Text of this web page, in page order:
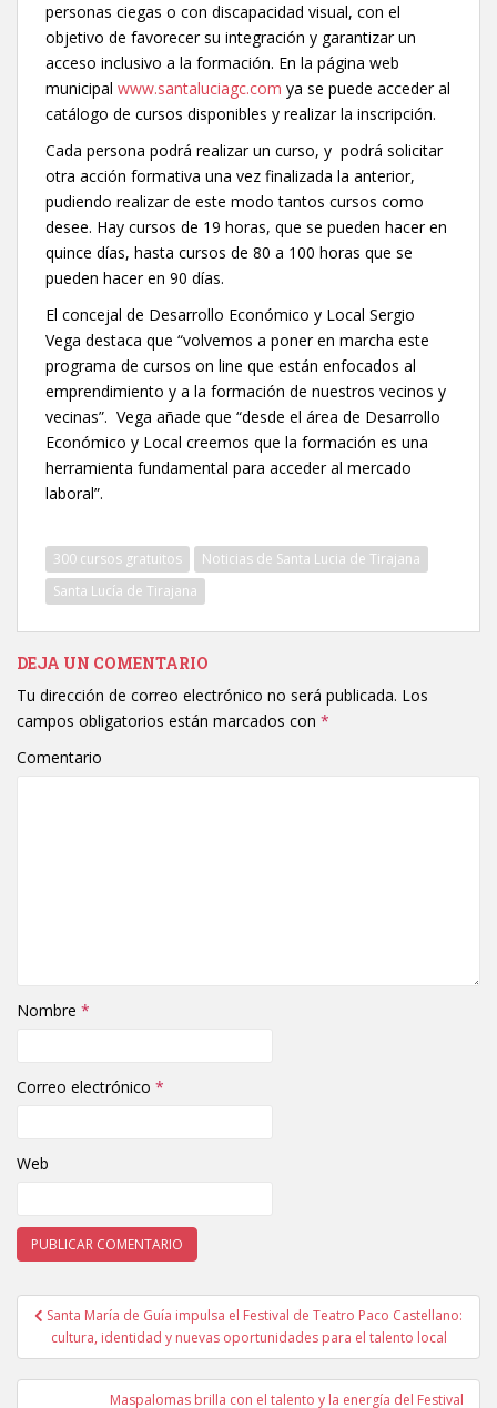
personas ciegas o con discapacidad visual, con el
objetivo de favorecer su integración y garantizar un
acceso inclusivo a la formación. En la página web
municipal www.santaluciagc.com ya se puede acceder al
catálogo de cursos disponibles y realizar la inscripción.
Cada persona podrá realizar un curso, y podrá solicitar
otra acción formativa una vez finalizada la anterior,
pudiendo realizar de este modo tantos cursos como
desee. Hay cursos de 19 horas, que se pueden hacer en
quince días, hasta cursos de 80 a 100 horas que se
pueden hacer en 90 días.
El concejal de Desarrollo Económico y Local Sergio
Vega destaca que “volvemos a poner en marcha este
programa de cursos on line que están enfocados al
emprendimiento y a la formación de nuestros vecinos y
vecinas”. Vega añade que “desde el área de Desarrollo
Económico y Local creemos que la formación es una
herramienta fundamental para acceder al mercado
laboral”.
300 cursos gratuitos
Noticias de Santa Lucia de Tirajana
Santa Lucía de Tirajana
DEJA UN COMENTARIO
Tu dirección de correo electrónico no será publicada. Los
campos obligatorios están marcados con *
Comentario
Nombre *
Correo electrónico *
Web
Navegación de entradas
Santa María de Guía impulsa el Festival de Teatro Paco Castellano:
cultura, identidad y nuevas oportunidades para el talento local
Maspalomas brilla con el talento y la energía del Festival